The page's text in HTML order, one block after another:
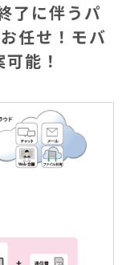
了に伴うパ
任せ！モバ
能！